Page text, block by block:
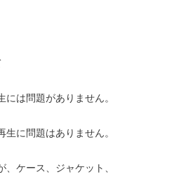
は問題がありません。
に問題はありません。
ケース、ジャケット、